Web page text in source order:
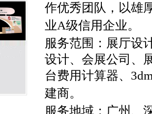
作优秀团队，以雄
业A级信用企业。
服务范围： 展厅设
设计、 会展公司 、
台费用计算器、
建商。
服务地域： 广州 、